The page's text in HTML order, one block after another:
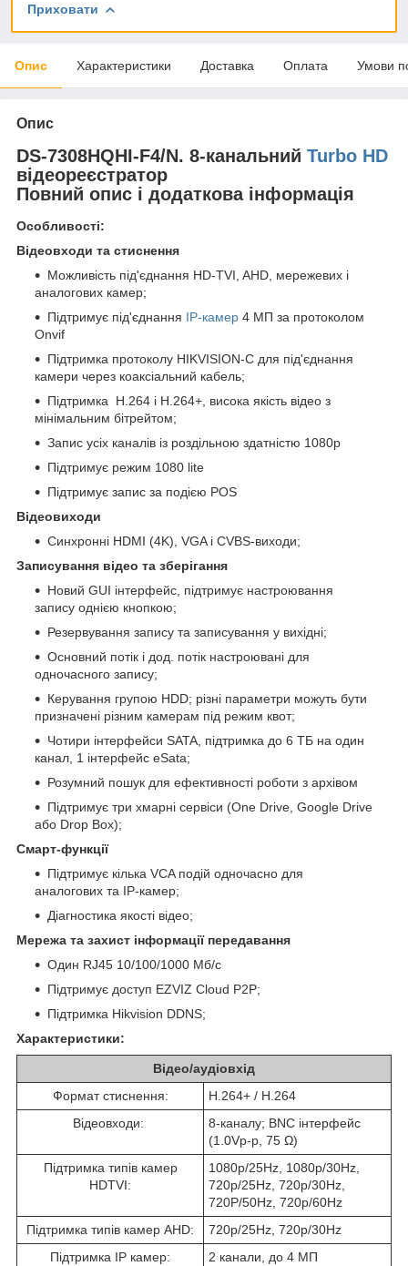
Приховати
Опис Характеристики Доставка Оплата Умови
Опис
DS-7308HQHI-F4/N. 8-канальний Turbo HD
відеореєстратор
Повний опис і додаткова інформація
Особливості:
Відеовходи та стиснення
Можливість під'єднання HD-TVI, AHD, мережевих і
аналогових камер;
Підтримує під'єднання IP-камер 4 МП за протоколом
Onvif
Підтримка протоколу HIKVISION-C для під'єднання
камери через коаксіальний кабель;
Підтримка H.264 і H.264+, висока якість відео з
мінімальним бітрейтом;
Запис усіх каналів із роздільною здатністю 1080р
Підтримує режим 1080 lite
Підтримує запис за подією POS
Відеовиходи
Синхронні HDMI (4K), VGA і CVBS-виходи;
Записування відео та зберігання
Новий GUI інтерфейс, підтримує настроювання
запису однією кнопкою;
Резервування запису та записування у вихідні;
Основний потік і дод. потік настроювані для
одночасного запису;
Керування групою HDD; різні параметри можуть бути
призначені різним камерам під режим квот;
Чотири інтерфейси SATA, підтримка до 6 ТБ на один
канал, 1 інтерфейс eSata;
Розумний пошук для ефективності роботи з архівом
Підтримує три хмарні сервіси (One Drive, Google Drive
або Drop Box);
Смарт-функції
Підтримує кілька VCA подій одночасно для
аналогових та IP-камер;
Діагностика якості відео;
Мережа та захист інформації передавання
Один RJ45 10/100/1000 Мб/с
Підтримує доступ EZVIZ Cloud P2P;
Підтримка Hikvision DDNS;
Характеристики:
Відео/аудіовхід
Формат стиснення:
H.264+ / H.264
Відеовходи:
8-каналу; BNC інтерфейс
(1.0Vp-p, 75 Ω)
Підтримка типів камер
HDTVI:
1080p/25Hz, 1080p/30Hz,
720p/25Hz, 720p/30Hz,
720P/50Hz, 720p/60Hz
Підтримка типів камер AHD:
720p/25Hz, 720p/30Hz
Підтримка IP камер:
2 канали, до 4 МП